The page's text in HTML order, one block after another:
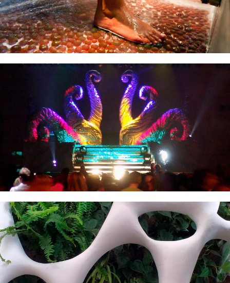
Escenografías y decorados para eventos y
Organicum Lattice. Celosías a medida